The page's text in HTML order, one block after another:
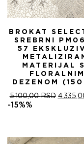
BROKAT
SREBRNI
57
MATERIJAL
FLORALNIM
DEZENOM
5.100,00RSD
-15%%